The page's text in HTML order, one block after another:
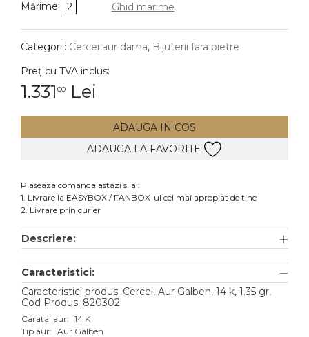
DIAMANTE Vezi toate
Cercei
Accesorii
Aur alb
Aur roz
Aur mixt
Mărime: 2 Ghid marime
Categorii: Cercei aur dama, Bijuterii fara pietre
Preț cu TVA inclus:
1.331 00 Lei
ADAUGA IN COS
ADAUGA LA FAVORITE
Plaseaza comanda astazi si ai:
1. Livrare la EASYBOX / FANBOX-ul cel mai apropiat de tine
2. Livrare prin curier
Descriere:
Caracteristici:
Caracteristici produs: Cercei, Aur Galben, 14 k, 1.35 gr,
Cod Produs: 820302
Carataj aur: 14 K
Tip aur: Aur Galben